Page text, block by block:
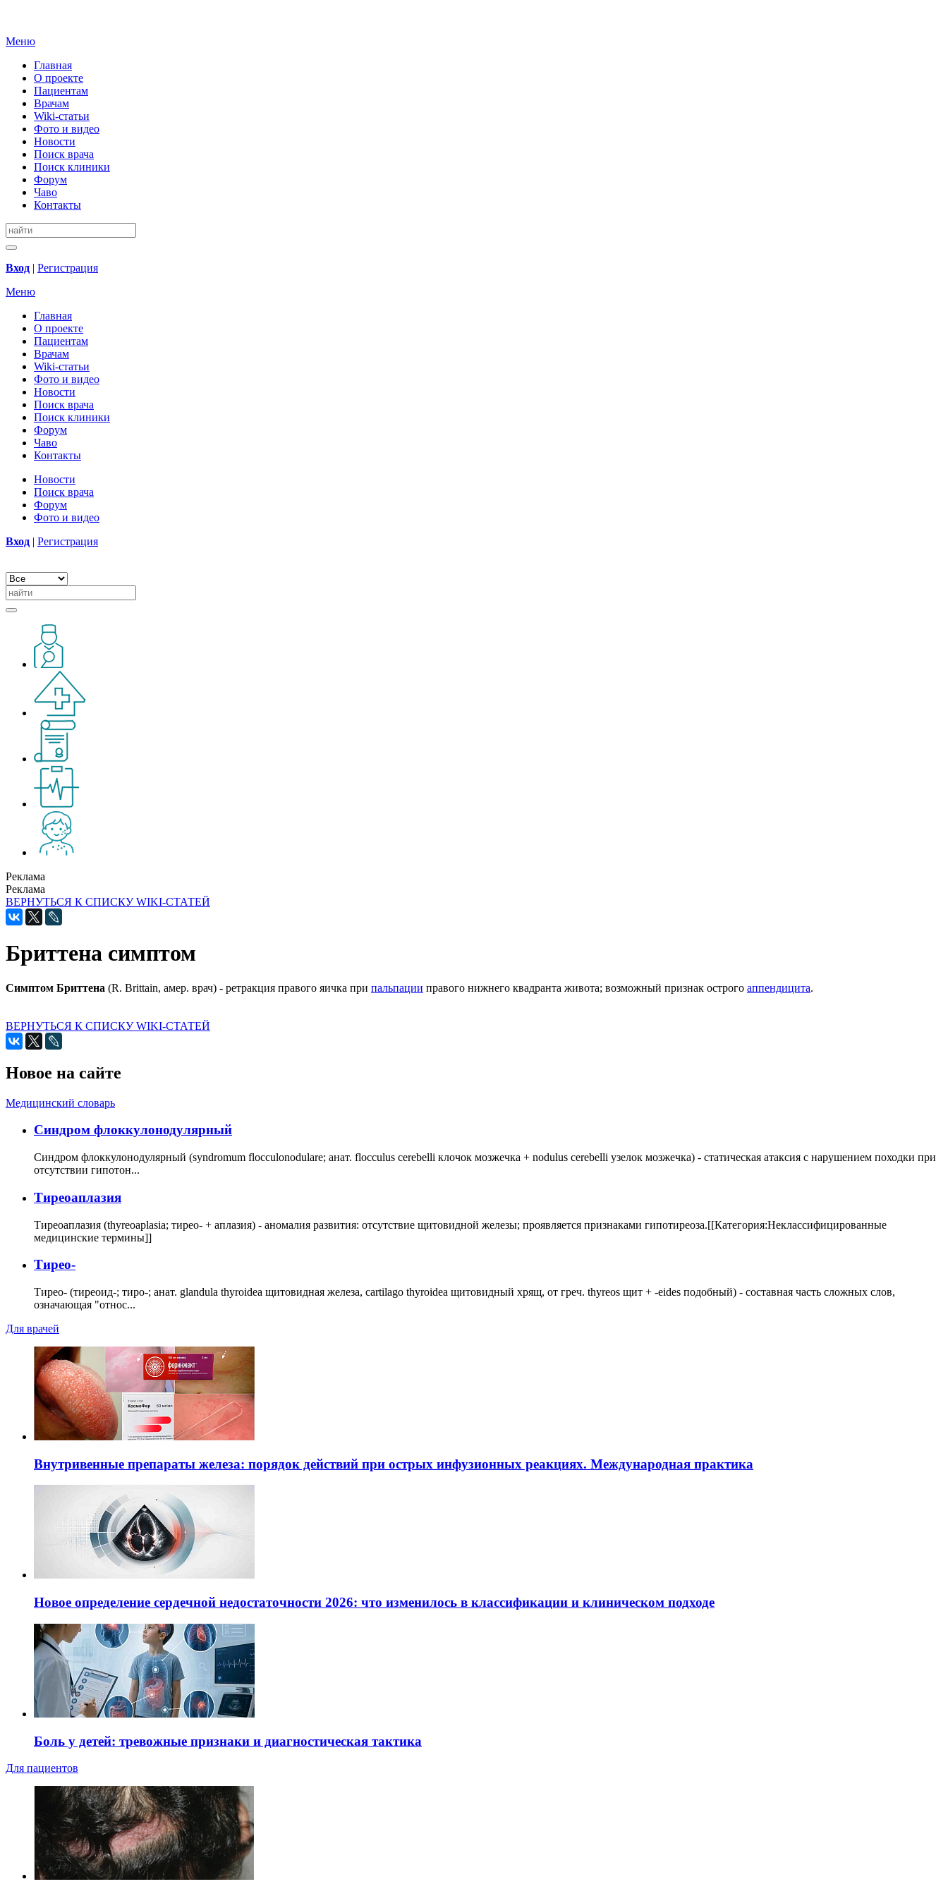
Меню
Главная
О проекте
Пациентам
Врачам
Wiki-статьи
Фото и видео
Новости
Поиск врача
Поиск клиники
Форум
Чаво
Контакты
Вход | Регистрация
Меню
Главная
О проекте
Пациентам
Врачам
Wiki-статьи
Фото и видео
Новости
Поиск врача
Поиск клиники
Форум
Чаво
Контакты
Новости
Поиск врача
Форум
Фото и видео
Вход | Регистрация
Реклама
Реклама
ВЕРНУТЬСЯ К СПИСКУ WIKI-СТАТЕЙ
Бриттена симптом
Симптом Бриттена (R. Brittain, амер. врач) - ретракция правого яичка при пальпации правого нижнего квадранта живота; возможный признак острого аппендицита.
ВЕРНУТЬСЯ К СПИСКУ WIKI-СТАТЕЙ
Новое на сайте
Медицинский словарь
Cиндром флоккулонодулярный
Синдром флоккулонодулярный (syndromum flocculonodulare; анат. flocculus cerebelli клочок мозжечка + nodulus cerebelli узелок мозжечка) - статическая атаксия с нарушением походки при
отсутствии гипотон...
Тиреоаплазия
Тиреоаплазия (thyreoaplasia; тирео- + аплазия) - аномалия развития: отсутствие щитовидной железы; проявляется признаками гипотиреоза.[[Категория:Неклассифицированные
медицинские термины]]
Тирео-
Тирео- (тиреоид-; тиро-; анат. glandula thyroidea щитовидная железа, cartilago thyroidea щитовидный хрящ, от греч. thyreos щит + -eides подобный) - составная часть сложных слов,
означающая "относ...
Для врачей
Внутривенные препараты железа: порядок действий при острых инфузионных реакциях. Международная практика
Новое определение сердечной недостаточности 2026: что изменилось в классификации и клиническом подходе
Боль у детей: тревожные признаки и диагностическая тактика
Для пациентов